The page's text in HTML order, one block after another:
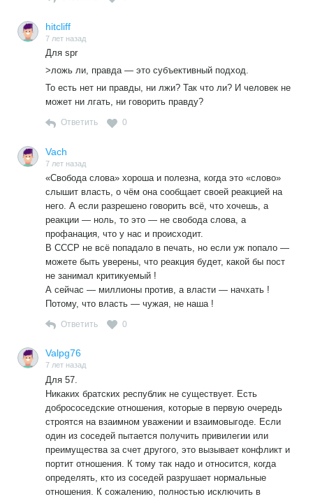
hitcliff
7 лет назад
Для spr
>ложь ли, правда — это субъективный подход.
То есть нет ни правды, ни лжи? Так что ли? И человек не
может ни лгать, ни говорить правду?
Ответить 0
Vach
7 лет назад
«Свобода слова» хороша и полезна, когда это «слово»
слышит власть, о чём она сообщает своей реакцией на
него. А если разрешено говорить всё, что хочешь, а
реакции — ноль, то это — не свобода слова, а
профанация, что у нас и происходит.
В СССР не всё попадало в печать, но если уж попало —
можете быть уверены, что реакция будет, какой бы пост
не занимал критикуемый !
А сейчас — миллионы против, а власти — начхать !
Потому, что власть — чужая, не наша !
Ответить 0
Valpg76
7 лет назад
Для 57.
Никаких братских республик не существует. Есть
добрососедские отношения, которые в первую очередь
строятся на взаимном уважении и взаимовыгоде. Если
один из соседей пытается получить привилегии или
преимущества за счет другого, это вызывает конфликт и
портит отношения. К тому так надо и относится, когда
определять, кто из соседей разрушает нормальные
отношения. К сожалению, полностью исключить в